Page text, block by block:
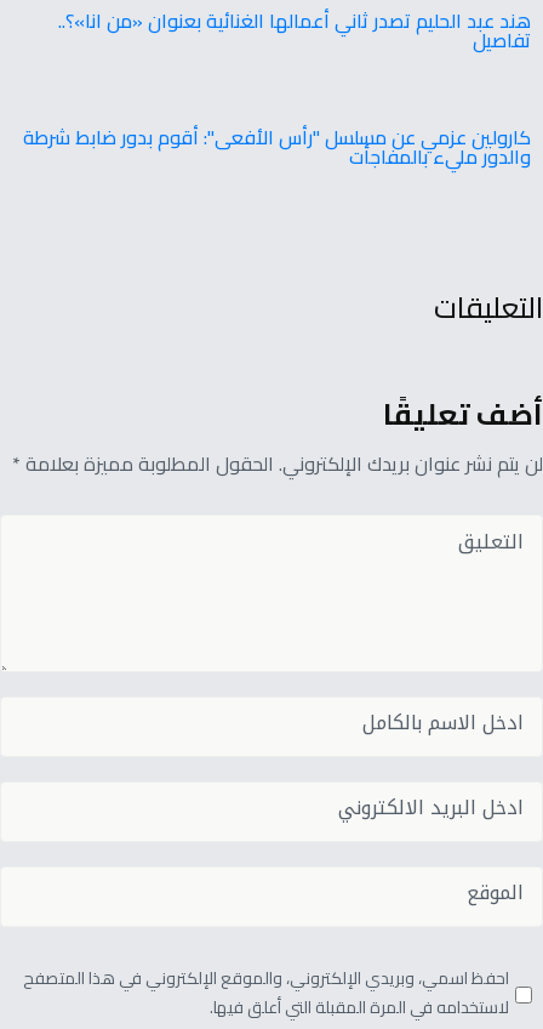
هند عبد الحليم تصدر ثاني أعمالها الغنائية بعنوان «من انا»؟..
تفاصيل
كارولين عزمي عن مسلسل "رأس الأفعى": أقوم بدور ضابط شرطة
والدور مليء بالمفاجأت
التعليقات
أضف تعليقًا
لن يتم نشر عنوان بريدك الإلكتروني. الحقول المطلوبة مميزة بعلامة *
احفظ اسمي، وبريدي الإلكتروني، والموقع الإلكتروني في هذا المتصفح
لاستخدامه في المرة المقبلة التي أعلق فيها.